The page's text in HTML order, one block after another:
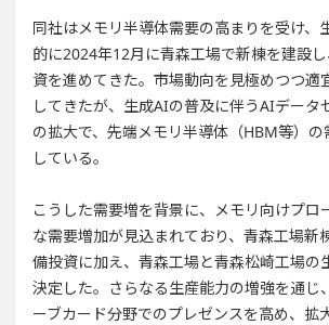
同社はメモリ半導体需要の高まりを受け、
的に2024年12月に青森工場で新棟を建設
資を進めてきた。市場動向を見極めつつ適
してきたが、生成AIの普及に伴うAIデータ
の拡大で、先端メモリ半導体（HBM等）
している。
こうした需要増を背景に、メモリ向けプロ
な需要増加が見込まれており、青森工場新
備投資に加え、青森工場と青森松崎工場の
決定した。さらなる生産能力の増強を通じ
ーブカード分野でのプレゼンスを高め、拡